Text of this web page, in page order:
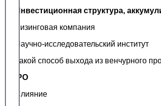
Инвестиционная структура,
Лизинговая компания
Научно-исследовательский институт
Какой способ выхода из венчурного
IPO
Слияние